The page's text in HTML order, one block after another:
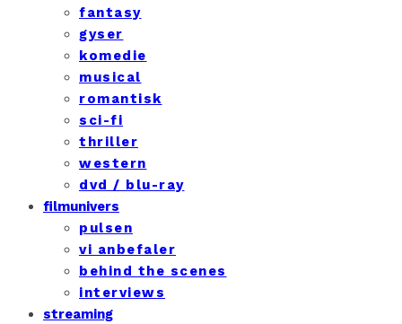
fantasy
gyser
komedie
musical
romantisk
sci-fi
thriller
western
dvd / blu-ray
filmunivers
pulsen
vi anbefaler
behind the scenes
interviews
streaming